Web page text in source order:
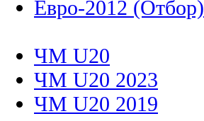
Евро-2012 (Отбор)
ЧМ U20
ЧМ U20 2023
ЧМ U20 2019